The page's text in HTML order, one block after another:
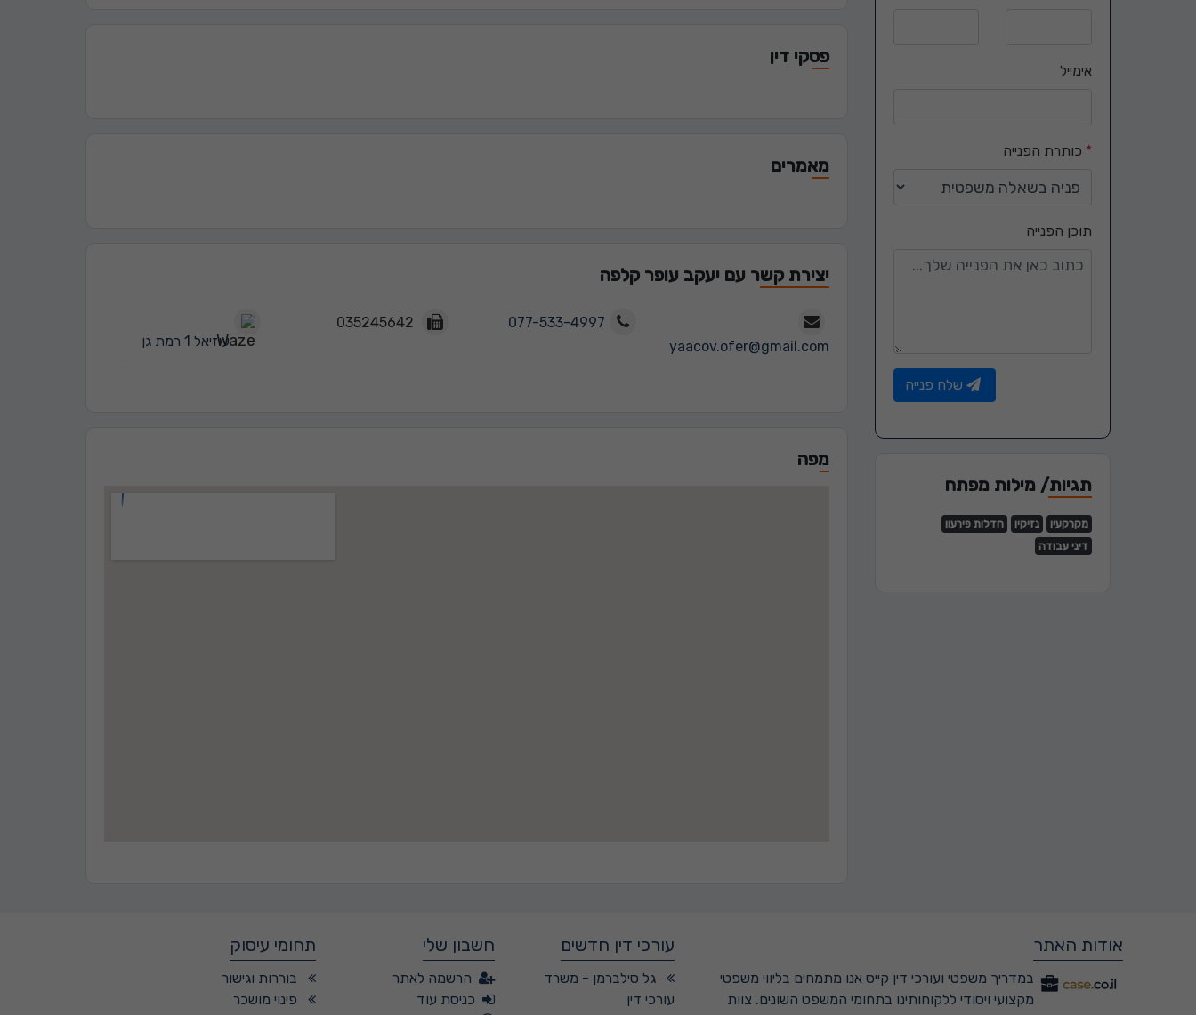
אימייל
* כותרת הפנייה
תוכן הפנייה
שלח פנייה
תגיות/ מילות מפתח
מקרקעין נזיקין
חדלות פירעון
דיני עבודה
פסקי דין
מאמרים
יצירת קשר עם יעקב עופר קלפה
yaacov.ofer@gmail.com
077-533-4997
עוזיאל 1 רמת גן
מפה
אודות האתר
במדריך משפטי ועורכי דין קייס אנו מתמחים בליווי משפטי
מקצועי ויסודי ללקוחותינו בתחומי המשפט השונים. צוות
עורכי דין חדשים
גל סילברמן - משרד
עורכי דין
חשבון שלי
הרשמה לאתר
כניסת עוד
תחומי עיסוק
בוררות וגישור
פינוי מושכר